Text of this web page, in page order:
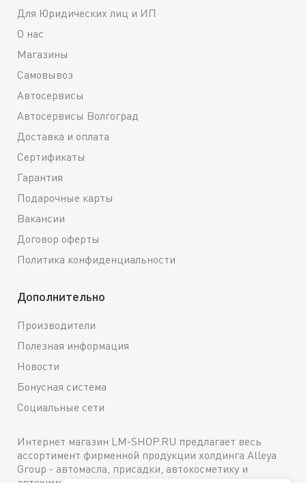
Для Юридических лиц и ИП
О нас
Магазины
Самовывоз
Автосервисы
Автосервисы Волгоград
Доставка и оплата
Сертификаты
Гарантия
Подарочные карты
Вакансии
Договор оферты
Политика конфиденциальности
Дополнительно
Производители
Полезная информация
Новости
Бонусная система
Социальные сети
Интернет магазин LM-SHOP.RU предлагает весь
ассортимент фирменной продукции холдинга Alleya
Group - автомасла, присадки, автокосметику и